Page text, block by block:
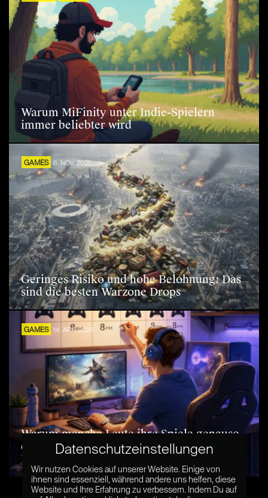
Warum MiFinity unter Indie-Spielern
immer beliebter wird
GAMES 6. NOV. 2025
Geringes Risiko und hohe Belohnung: Das
sind die besten Warzone Drops
GAMES 14. APR. 2026
Warum manche Leute ihre Spiele genauso
einplanen wie das Training im
Fitnessstudio
Datenschutzeinstellungen
Wir nutzen Cookies auf unserer Website. Einige von
ihnen sind essenziell, während andere uns helfen, diese
Website und Ihre Erfahrung zu verbessern. Indem Du auf